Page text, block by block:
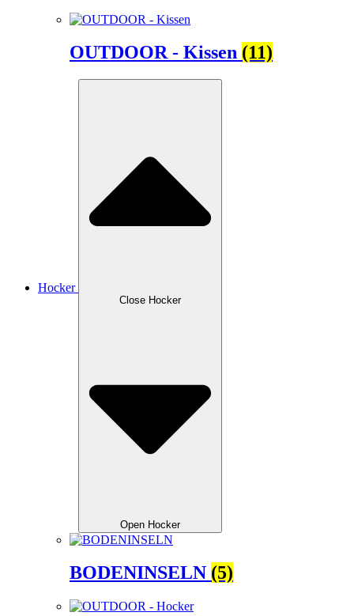
OUTDOOR - Kissen (11)
Hocker
Close Hocker
Open Hocker
BODENINSELN (5)